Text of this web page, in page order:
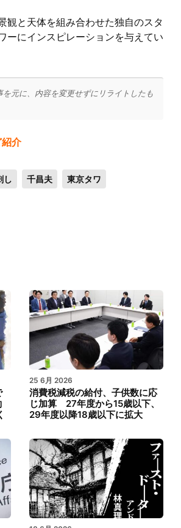
観と天体を組み合わせた独自のスタ
ーにインスピレーションを与えてい
を元に、内容を変更せずにリライトしたも
介
し 千昌夫 東京タワ
25 6月 2026
消費税減税の給付、子供数に応
じ加算 27年度から15歳以下、
29年度以降18歳以下に拡大